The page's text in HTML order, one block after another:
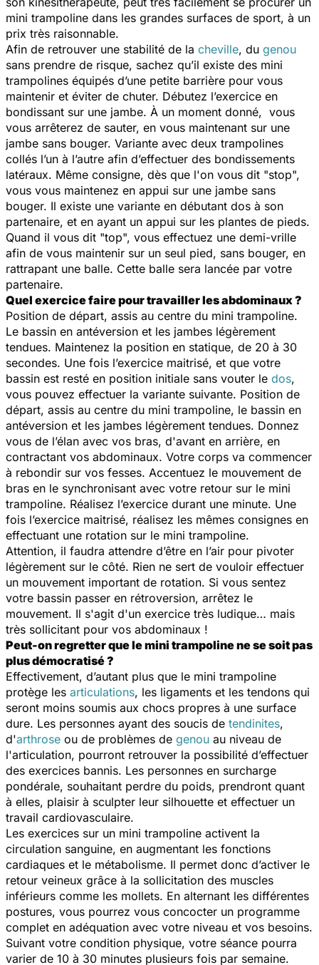
mini trampoline dans les grandes surfaces de sport, à un
prix très raisonnable.
Afin de retrouver une stabilité de la cheville, du genou
sans prendre de risque, sachez qu’il existe des mini
trampolines équipés d’une petite barrière pour vous
maintenir et éviter de chuter. Débutez l’exercice en
bondissant sur une jambe. À un moment donné, vous
vous arrêterez de sauter, en vous maintenant sur une
jambe sans bouger. Variante avec deux trampolines
collés l’un à l’autre afin d’effectuer des bondissements
latéraux. Même consigne, dès que l'on vous dit "stop",
vous vous maintenez en appui sur une jambe sans
bouger. Il existe une variante en débutant dos à son
partenaire, et en ayant un appui sur les plantes de pieds.
Quand il vous dit "top", vous effectuez une demi-vrille
afin de vous maintenir sur un seul pied, sans bouger, en
rattrapant une balle. Cette balle sera lancée par votre
partenaire.
Quel exercice faire pour travailler les abdominaux ?
Position de départ, assis au centre du mini trampoline.
Le bassin en antéversion et les jambes légèrement
tendues. Maintenez la position en statique, de 20 à 30
secondes. Une fois l’exercice maitrisé, et que votre
bassin est resté en position initiale sans vouter le dos,
vous pouvez effectuer la variante suivante. Position de
départ, assis au centre du mini trampoline, le bassin en
antéversion et les jambes légèrement tendues. Donnez
vous de l’élan avec vos bras, d'avant en arrière, en
contractant vos abdominaux. Votre corps va commencer
à rebondir sur vos fesses. Accentuez le mouvement de
bras en le synchronisant avec votre retour sur le mini
trampoline. Réalisez l’exercice durant une minute. Une
fois l’exercice maitrisé, réalisez les mêmes consignes en
effectuant une rotation sur le mini trampoline.
Attention, il faudra attendre d’être en l’air pour pivoter
légèrement sur le côté. Rien ne sert de vouloir effectuer
un mouvement important de rotation. Si vous sentez
votre bassin passer en rétroversion, arrêtez le
mouvement. Il s'agit d'un exercice très ludique… mais
très sollicitant pour vos abdominaux !
Peut-on regretter que le mini trampoline ne se soit pas
plus démocratisé ?
Effectivement, d’autant plus que le mini trampoline
protège les articulations, les ligaments et les tendons qui
seront moins soumis aux chocs propres à une surface
dure. Les personnes ayant des soucis de tendinites,
d'arthrose ou de problèmes de genou au niveau de
l'articulation, pourront retrouver la possibilité d’effectuer
des exercices bannis. Les personnes en surcharge
pondérale, souhaitant perdre du poids, prendront quant
à elles, plaisir à sculpter leur silhouette et effectuer un
travail cardiovasculaire.
Les exercices sur un mini trampoline activent la
circulation sanguine, en augmentant les fonctions
cardiaques et le métabolisme. Il permet donc d’activer le
retour veineux grâce à la sollicitation des muscles
inférieurs comme les mollets. En alternant les différentes
postures, vous pourrez vous concocter un programme
complet en adéquation avec votre niveau et vos besoins.
Suivant votre condition physique, votre séance pourra
varier de 10 à 30 minutes plusieurs fois par semaine.